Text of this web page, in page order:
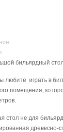
бильярдный
любите играть в
помещения,
стол не для
древесно-